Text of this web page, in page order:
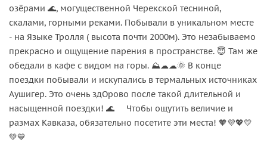
озёрами 🌊, могущественной Черекской тесниной,
скалами, горными реками. Побывали в уникальном месте
- на Языке Тролля ( высота почти 2000м). Это незабываемо
прекрасно и ощущение парения в пространстве. 😇 Там же
обедали в кафе с видом на горы. ⛰️☁☁🌞 В конце
поездки побывали и искупались в термальных источниках
Аушигер. Это очень здОрово после такой длительной и
насыщенной поездки! 🌊 Чтобы ощутить величие и
размах Кавказа, обязательно посетите эти места! 🧡💜💖💛
💚💙